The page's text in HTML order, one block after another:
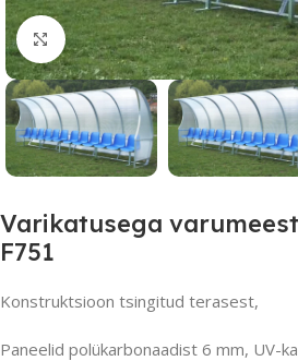
Suurendamiseks klõpsake
Varikatusega
F751
Konstruktsioon tsingitud terasest,
Paneelid polükarbonaadist 6 mm, UV-